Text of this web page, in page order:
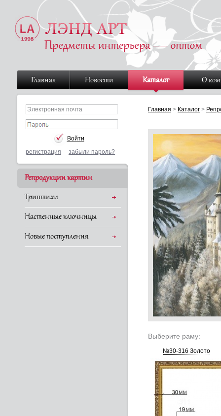
Главная Новости Каталог О
регистрация забыли пароль?
Репродукции картин
Триптихи
Настенные ключницы
Новые поступления
Главная > Каталог >
Выберите раму:
№30-316 Золото